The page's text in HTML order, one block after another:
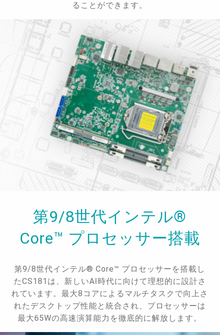
ることができます。
第9/8世代インテル®
Core™ プロセッサー搭載
第9/8世代インテル® Core™ プロセッサーを搭載し
たCS181は、新しいAI時代に向けて理想的に設計さ
れています。最大8コアによるマルチタスクで向上さ
れたデスクトップ性能と統合され、プロセッサーは
最大65Wの高速演算能力を徹底的に解放します。